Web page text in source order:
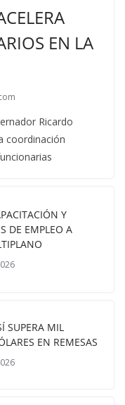
EN LA
Ricardo
coordinación
Y
DE EMPLEO A
SUPERA MIL
EN REMESAS